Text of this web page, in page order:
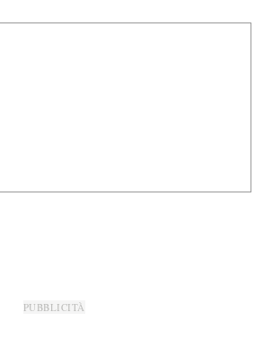
PUBBLICITÀ